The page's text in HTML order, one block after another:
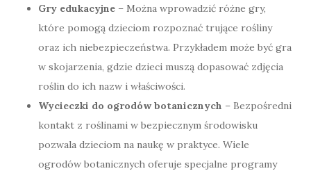
Gry edukacyjne – Można wprowadzić różne gry,
które pomogą dzieciom rozpoznać trujące rośliny
oraz ich niebezpieczeństwa. Przykładem może być gra
w skojarzenia, gdzie dzieci muszą dopasować zdjęcia
roślin do ich nazw i właściwości.
Wycieczki do ogrodów botanicznych – Bezpośredni
kontakt z roślinami w bezpiecznym środowisku
pozwala dzieciom na naukę w praktyce. Wiele
ogrodów botanicznych oferuje specjalne programy